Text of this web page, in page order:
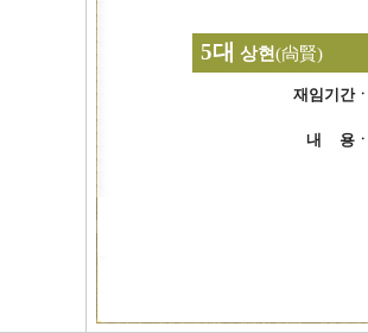
5대 상현(尙賢)
재임기간
내 용